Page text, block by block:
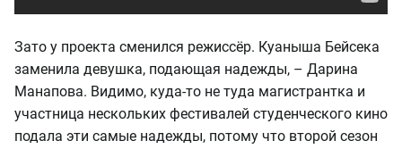
Зато у проекта сменился режиссёр. Куаныша Бейсека
заменила девушка, подающая надежды, – Дарина
Манапова. Видимо, куда-то не туда магистрантка и
участница нескольких фестивалей студенческого кино
подала эти самые надежды, потому что второй сезон